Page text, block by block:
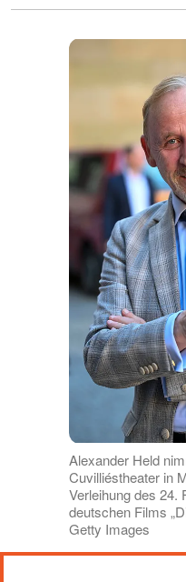
Alexander Held
Cuvilliéstheater in
Verleihung des 24.
deutschen Films
Getty Images